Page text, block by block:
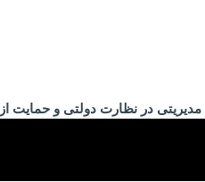
در نظارت دولتی و